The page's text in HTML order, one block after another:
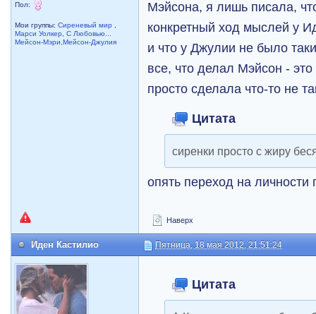
Пол:
Мои группы:Сиреневый мир
Марси Уолкер
,С Любовью...
Мейсон-Мэри,Мейсон-Джулия
Мэйсона, я лишь писала,
конкретный ход мыслей у
и что у Джулии не было
все, что делал Мэйсон -
просто сделала что-то не
Цитата
сиренки просто с жиру
опять переход на
Наверх
Иден Кастилио Пятница, 18 мая 2012, 21:51:24
Цитата